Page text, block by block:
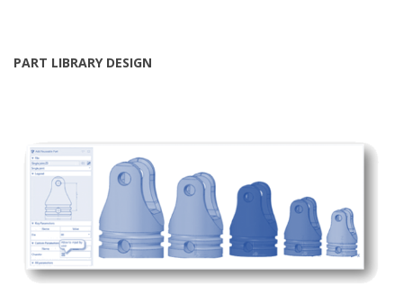
PART LIBRARY DESIGN